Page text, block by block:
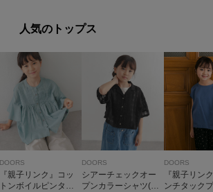
人気のトップス
DOORS
『親子リンク』コッ
トンボイルピンタッ
DOORS
シアーチェックオー
プンカラーシャツ(KI
DOORS
『親子リン
ンチタック